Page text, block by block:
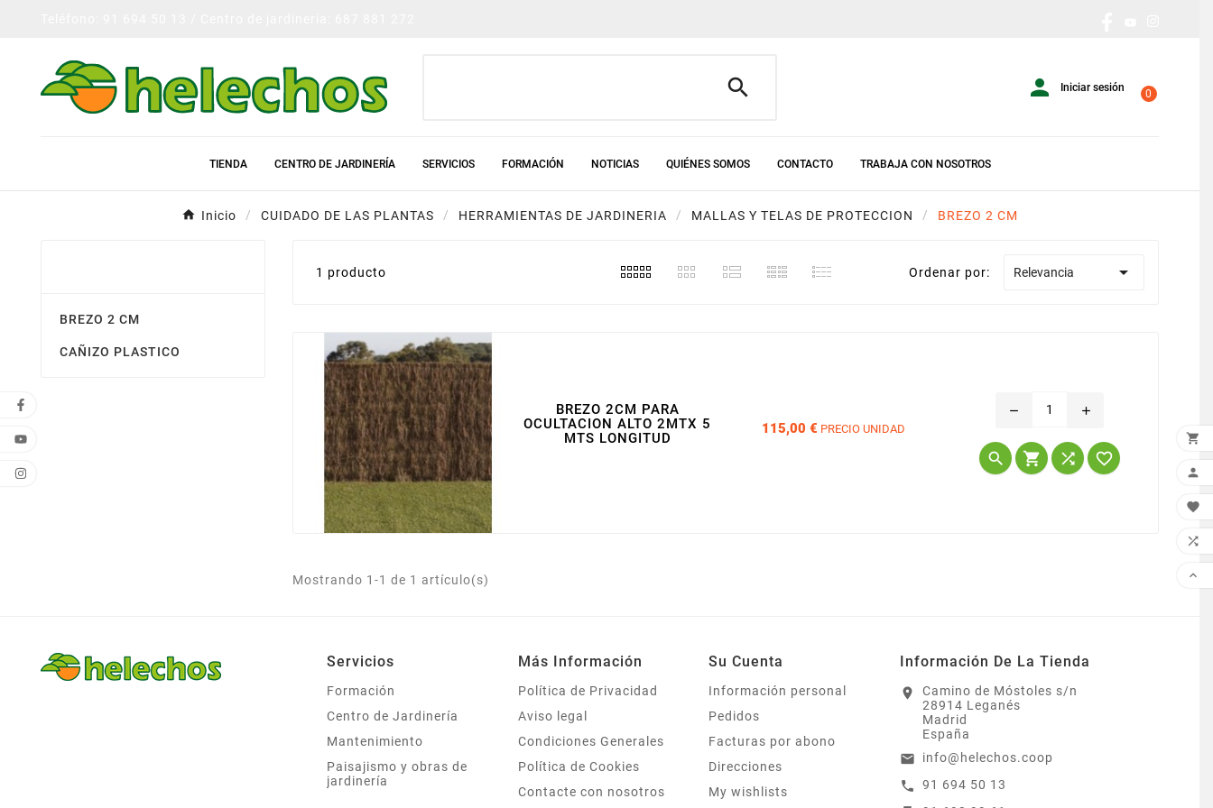
  Iniciar sesión 0
TIENDA CENTRO DE JARDINERÍA SERVICIOS FORMACIÓN NOTICIAS QUIÉNES SOMOS CONTACTO TRABAJA CON NOSOTROS
Inicio CUIDADO DE LAS PLANTAS HERRAMIENTAS DE JARDINERIA MALLAS Y TELAS DE PROTECCION BREZO 2 CM
BREZO 2 CM
CAÑIZO PLASTICO
1 producto Ordenar por: Relevancia 
BREZO 2CM PARA
OCULTACION ALTO 2MTX 5
MTS LONGITUD
115,00 € PRECIO UNIDAD
remove add
   
Mostrando 1-1 de 1 artículo(s)
Servicios
Formación
Centro de Jardinería
Mantenimiento
Paisajismo y obras de
jardinería
Más Información
Política de Privacidad
Aviso legal
Condiciones Generales
Política de Cookies
Contacte con nosotros
Su Cuenta
Información personal
Pedidos
Facturas por abono
Direcciones
My wishlists
Información De La Tienda
location_on
Camino de Móstoles s/n
28914 Leganés
Madrid
España
email info@helechos.coop
call 91 694 50 13




